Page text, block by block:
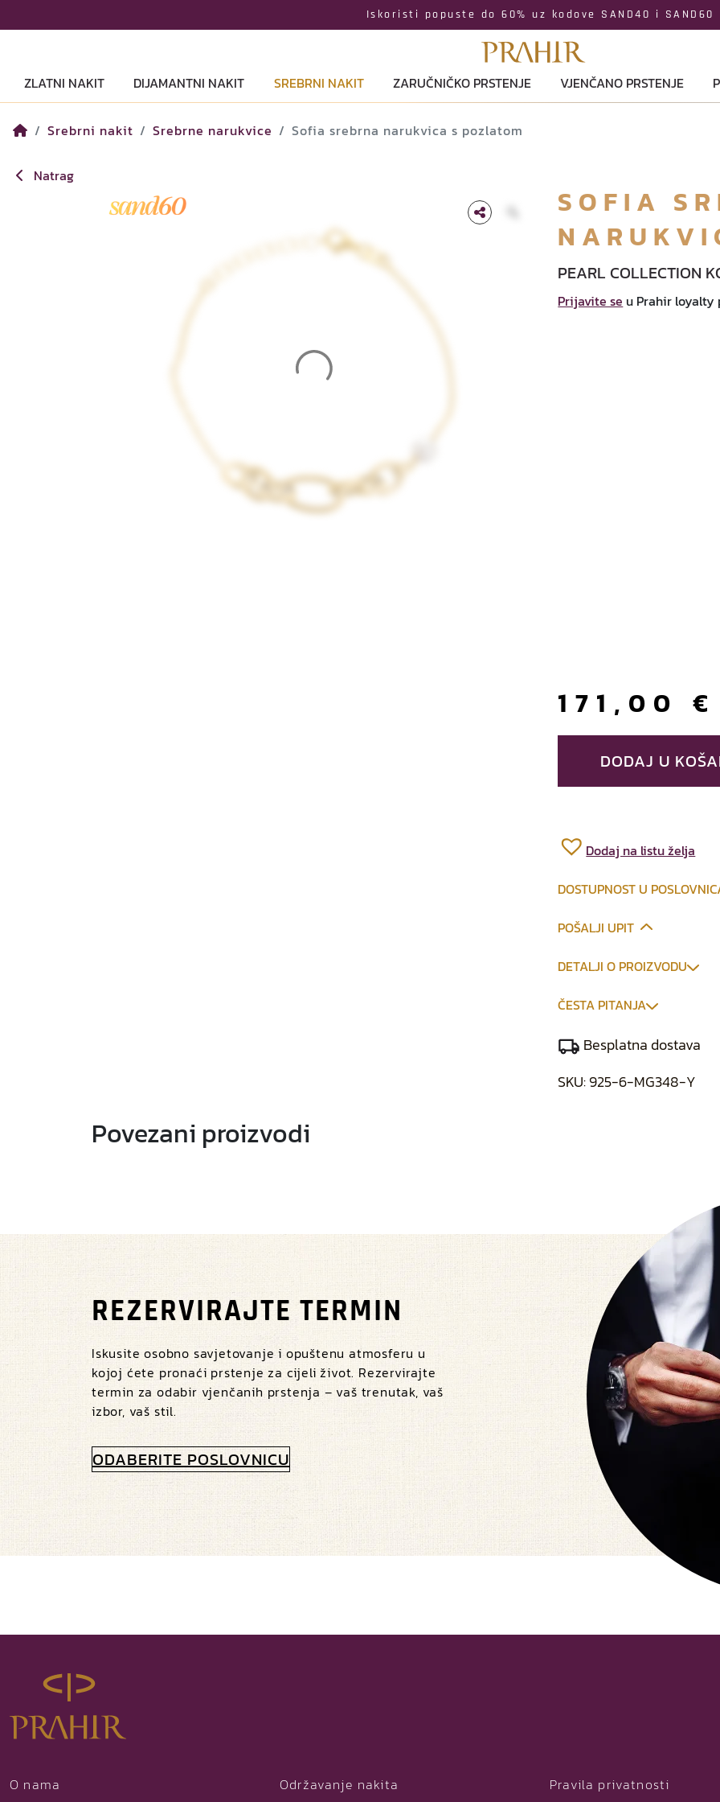
Iskoristi popuste do 60% uz kodove SAND40 i SAND60
ZLATNI NAKIT
DIJAMANTNI NAKIT SREBRNI NAKIT ZARUČNIČKO PRSTENJE VJENČANO PRSTENJE
Srebrni nakit Srebrne narukvice Sofia srebrna narukvica s pozlatom
Natrag
SOFIA
PEARL COLLECTION
Prijavite se u Prahir
171,00€
DODAJ U
Dodaj na listu želja
DOSTUPNOST U
POŠALJI UPIT
DETALJI O PROIZVODU
ČESTA PITANJA
Besplatna dostava
SKU:925-6-MG348-Y
Povezani proizvodi
REZERVIRAJTE TERMIN
Iskusite osobno savjetovanje i opuštenu atmosferu u
kojoj ćete pronaći prstenje za cijeli život. Rezervirajte
termin za odabir vjenčanih prstenja – vaš trenutak, vaš
izbor, vaš stil.
ODABERITE POSLOVNICU
O nama Održavanje nakita Pravila privatnosti